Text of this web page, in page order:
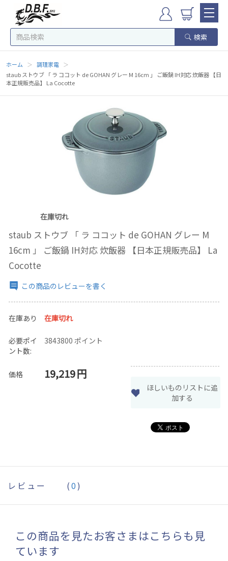
検索
ホーム ＞ 調理家電 ＞
staub ストウブ 「 ラ ココット de GOHAN グレー M 16cm 」 ご飯鍋 IH対応 炊飯器 【日
本正規販売品】 La Cocotte
在庫切れ
staub ストウブ 「 ラ ココット de GOHAN グレー M
16cm 」 ご飯鍋 IH対応 炊飯器 【日本正規販売品】 La
Cocotte
この商品のレビューを書く
在庫あり 在庫切れ
必要ポイ
ント数:
3843800 ポイント
価格 19,219円
ほしいものリストに追
加する
レビュー (0)
この商品を見たお客さまはこちらも見
ています